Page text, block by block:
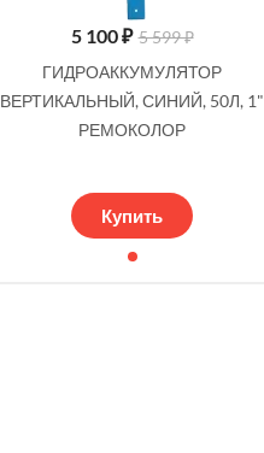
5 100₽ 5 599 ₽
ГИДРОАККУМУЛЯТОР
ВЕРТИКАЛЬНЫЙ, СИНИЙ, 50Л, 1"
РЕМОКОЛОР
Купить